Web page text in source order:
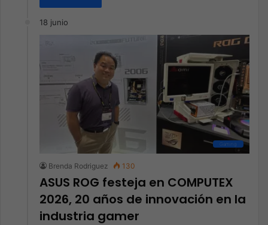
18 junio
Gaming
Brenda Rodriguez 130
ASUS ROG festeja en COMPUTEX
2026, 20 años de innovación en la
industria gamer